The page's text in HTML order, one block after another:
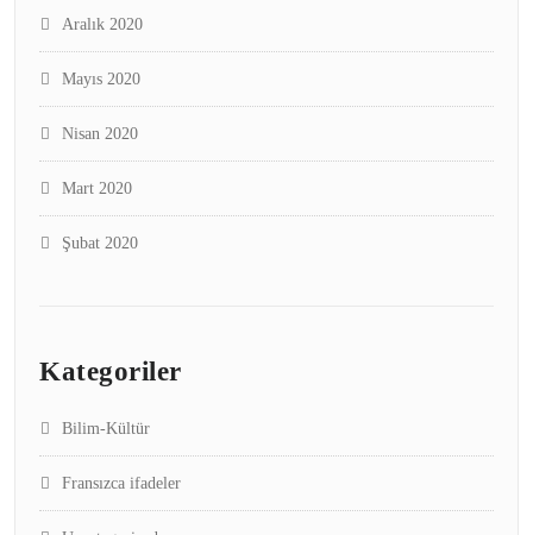
Aralık 2020
Mayıs 2020
Nisan 2020
Mart 2020
Şubat 2020
Kategoriler
Bilim-Kültür
Fransızca ifadeler